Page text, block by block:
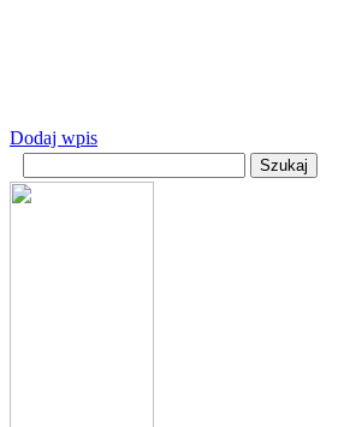
Dodaj wpis